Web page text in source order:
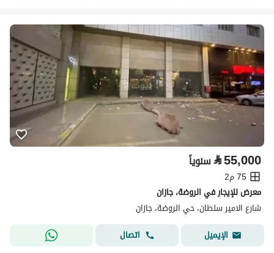
⃁55,000 سنوياً
75 م2
معرض للإيجار في الروضة، جازان
شارع الامير سلطان، حي الروضة، جازان
الإيميل
اتصال